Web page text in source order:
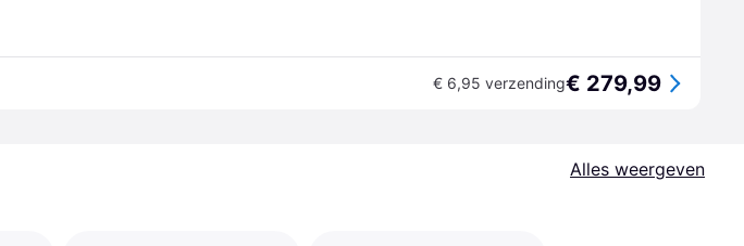
€ 6,95 verzending€ 279,99
Alles weergeven